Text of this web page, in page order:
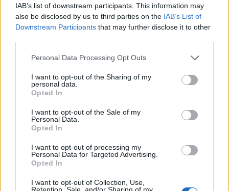
IAB’s list of downstream participants. This information may
also be disclosed by us to third parties on the IAB’s List of
Downstream Participants that may further disclose it to other
Please note that this website/app uses one or more Google
not limited to your visit or usage behaviour. You may click to
grant or deny consent to Google and its third-party tags to
use your data for below specified purposes in below Google
consent section.
Personal Data Processing Opt Outs
I want to opt-out of the Sharing of my
personal data.
Opted In
I want to opt-out of the Sale of my
Personal Data.
Opted In
I want to opt-out of processing my
Personal Data for Targeted Advertising.
Opted In
I want to opt-out of Collection, Use,
Retention, Sale, and/or Sharing of my
is felért az elképzeléshez: egymással harmonizáló
ízek, jó alapanyagok - mi kell még? Mondjuk némi
köret! Ez jelen esetben steak-burgonya volt, hozzá
egy kis házi bbq szósszal, valamint káposztasaláta is
került mellé, mindkettő korrekt, de semmi
világmegváltás.